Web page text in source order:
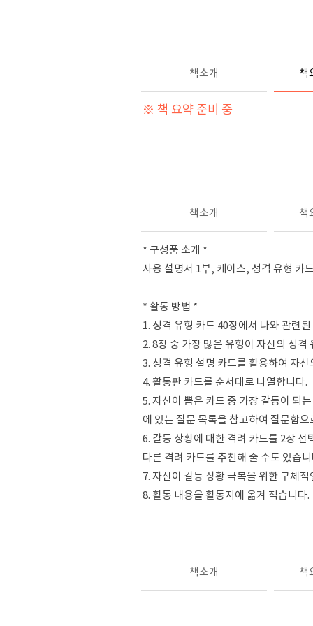
책소개 책
※ 책 요약 준비 중
책소개 책
* 구성품 소개 *
사용 설명서 1부, 케이스, 성격 유형 카
* 활동 방법 *
1. 성격 유형 카드 40장에서 나와 관련
2. 8장 중 가장 많은 유형이 자신의 성격
3. 성격 유형 설명 카드를 활용하여 자
4. 활동판 카드를 순서대로 나열합니다.
5. 자신이 뽑은 카드 중 가장 갈등이 되
에 있는 질문 목록을 참고하여 질문함
6. 갈등 상황에 대한 격려 카드를 2장
다른 격려 카드를 추천해 줄 수도 있습니
7. 자신이 갈등 상황 극복을 위한 구체
8. 활동 내용을 활동지에 옮겨 적습니다.
책소개 책